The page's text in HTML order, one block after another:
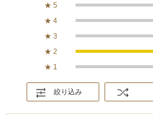
★ 5
★ 4
★ 3
★ 2
★ 1
絞り込み